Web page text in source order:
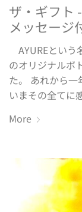
ザ・ギフト
メッセージ
AYUREという
のオリジナルボ
た。 あれから一
いまその全てに
More